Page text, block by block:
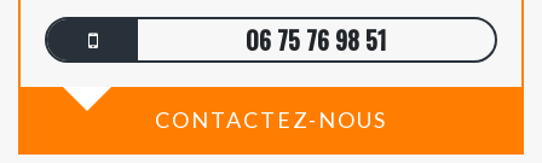
06 75 76 98 51
CONTACTEZ-NOUS